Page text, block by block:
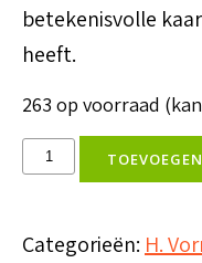
betekenisvolle
heeft.
263 op voorraad
Vormselkaart
aantal
Categorieën: H.